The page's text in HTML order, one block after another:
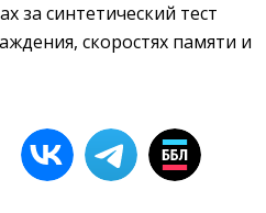
за синтетический тест
скоростях памяти и